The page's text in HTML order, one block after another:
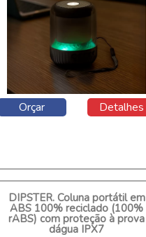
Orçar Detalhes
DIPSTER. Coluna portátil em
ABS 100% reciclado (100%
rABS) com proteção à prova
dágua IPX7